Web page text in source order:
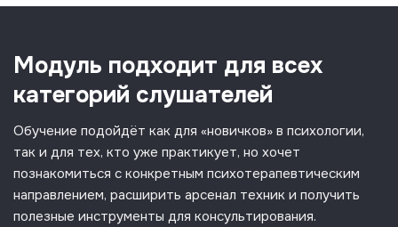
Модуль подходит для всех
категорий слушателей
Обучение подойдёт как для «новичков» в психологии,
так и для тех, кто уже практикует, но хочет
познакомиться с конкретным психотерапевтическим
направлением, расширить арсенал техник и получить
полезные инструменты для консультирования.